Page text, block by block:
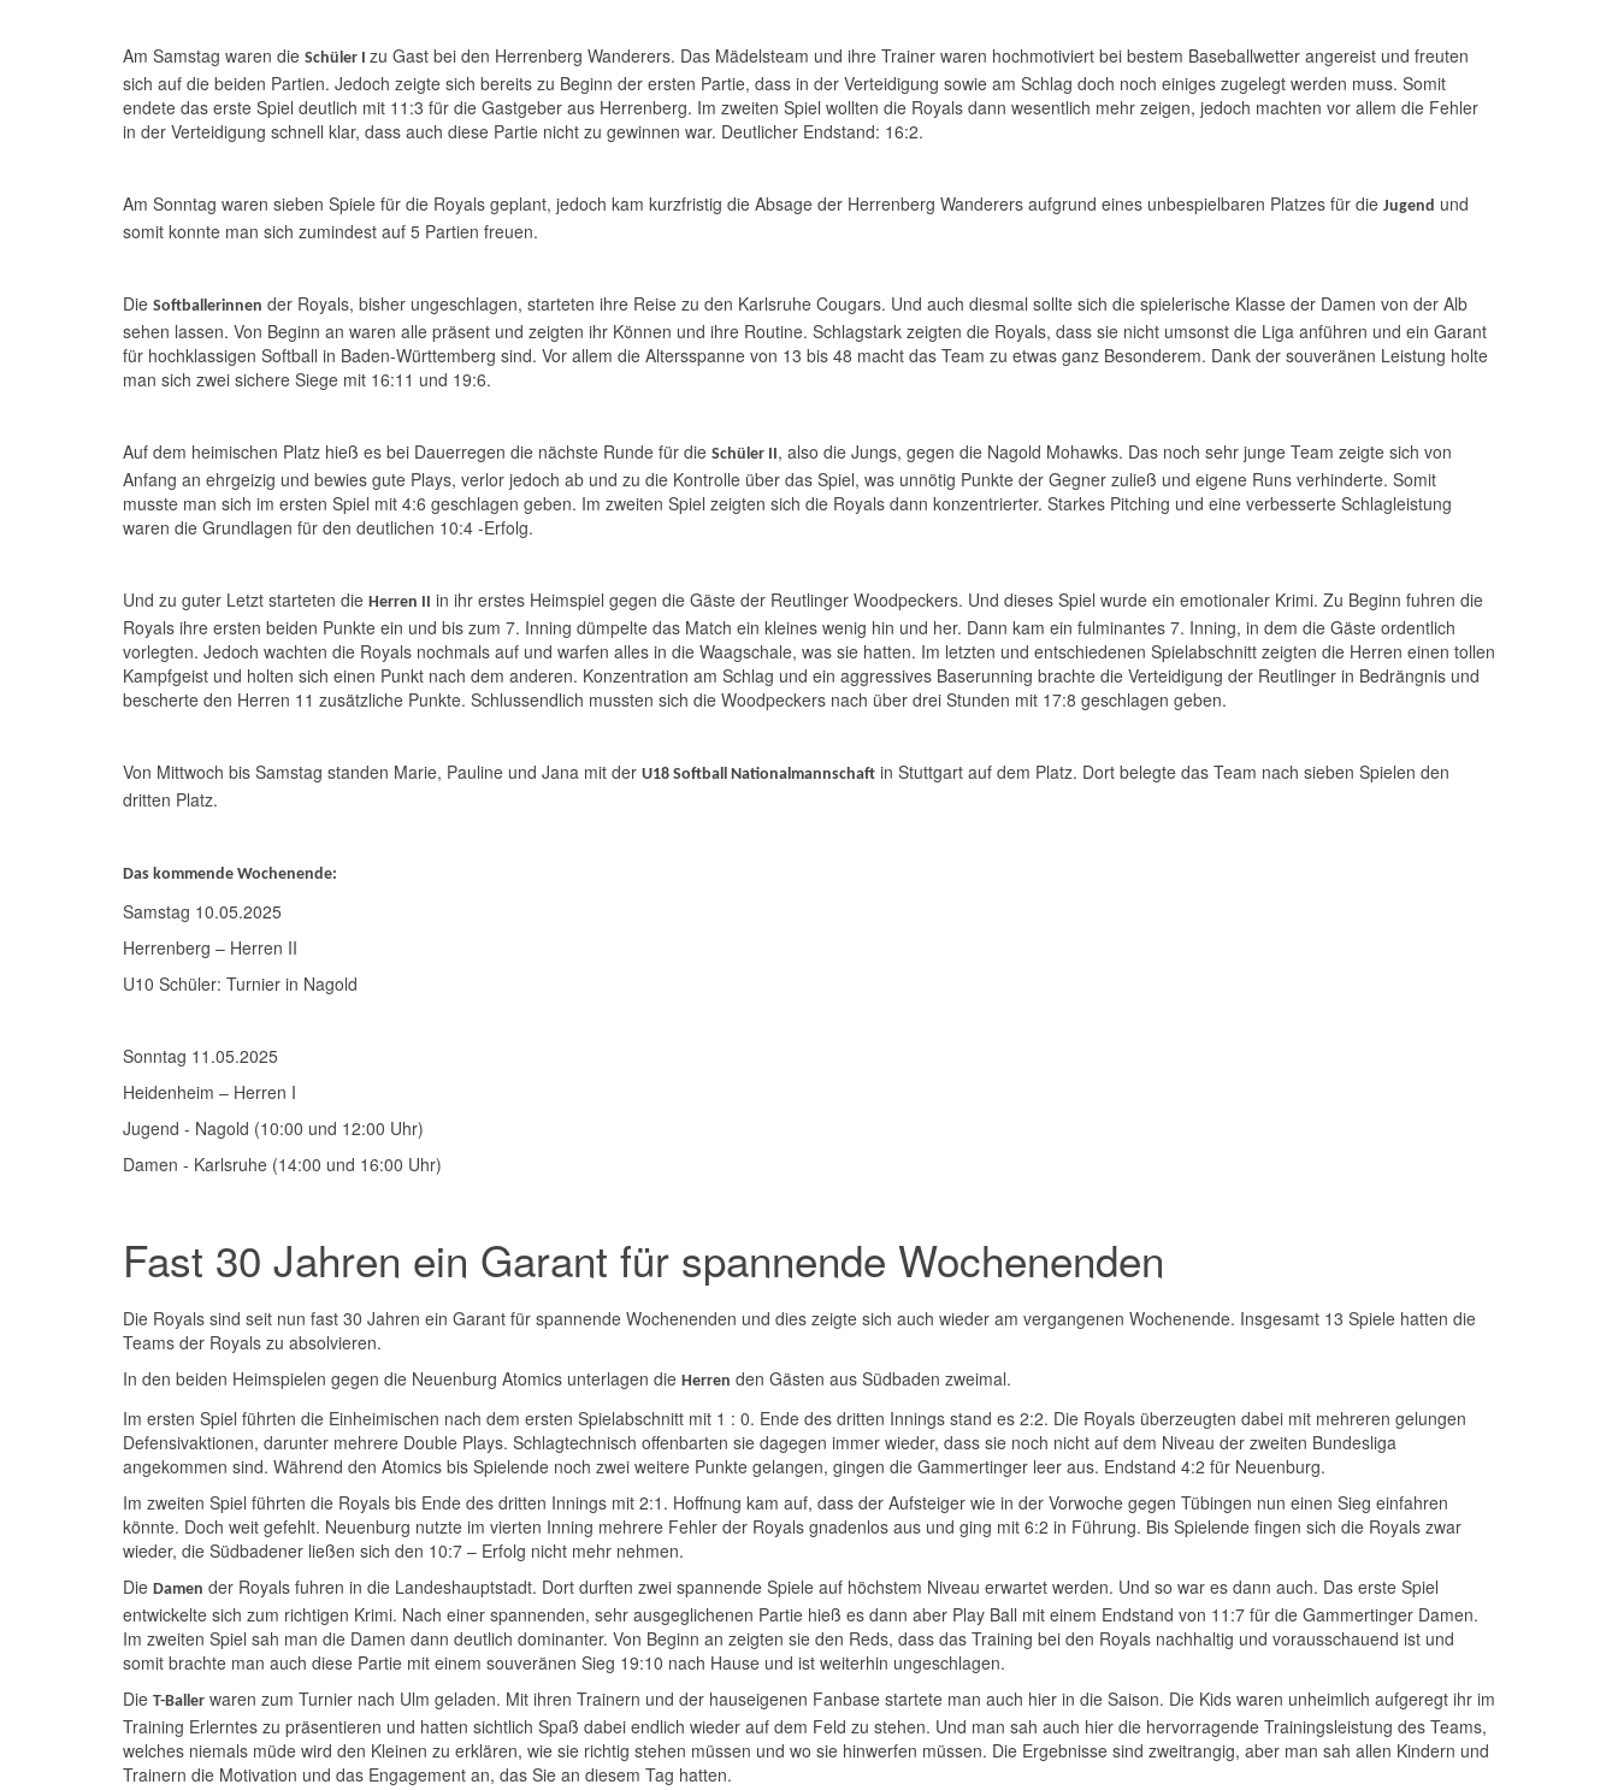
Am Samstag waren die Schüler I zu Gast bei den Herrenberg Wanderers. Das Mädelsteam und ihre Trainer waren hochmotiviert bei bestem Baseballwetter angereist und freuten
sich auf die beiden Partien. Jedoch zeigte sich bereits zu Beginn der ersten Partie, dass in der Verteidigung sowie am Schlag doch noch einiges zugelegt werden muss. Somit
endete das erste Spiel deutlich mit 11:3 für die Gastgeber aus Herrenberg. Im zweiten Spiel wollten die Royals dann wesentlich mehr zeigen, jedoch machten vor allem die Fehler
in der Verteidigung schnell klar, dass auch diese Partie nicht zu gewinnen war. Deutlicher Endstand: 16:2.
Am Sonntag waren sieben Spiele für die Royals geplant, jedoch kam kurzfristig die Absage der Herrenberg Wanderers aufgrund eines unbespielbaren Platzes für die Jugend und
somit konnte man sich zumindest auf 5 Partien freuen.
Die Softballerinnen der Royals, bisher ungeschlagen, starteten ihre Reise zu den Karlsruhe Cougars. Und auch diesmal sollte sich die spielerische Klasse der Damen von der Alb
sehen lassen. Von Beginn an waren alle präsent und zeigten ihr Können und ihre Routine. Schlagstark zeigten die Royals, dass sie nicht umsonst die Liga anführen und ein Garant
für hochklassigen Softball in Baden-Württemberg sind. Vor allem die Altersspanne von 13 bis 48 macht das Team zu etwas ganz Besonderem. Dank der souveränen Leistung holte
man sich zwei sichere Siege mit 16:11 und 19:6.
Auf dem heimischen Platz hieß es bei Dauerregen die nächste Runde für die Schüler II, also die Jungs, gegen die Nagold Mohawks. Das noch sehr junge Team zeigte sich von
Anfang an ehrgeizig und bewies gute Plays, verlor jedoch ab und zu die Kontrolle über das Spiel, was unnötig Punkte der Gegner zuließ und eigene Runs verhinderte. Somit
musste man sich im ersten Spiel mit 4:6 geschlagen geben. Im zweiten Spiel zeigten sich die Royals dann konzentrierter. Starkes Pitching und eine verbesserte Schlagleistung
waren die Grundlagen für den deutlichen 10:4 -Erfolg.
Und zu guter Letzt starteten die Herren II in ihr erstes Heimspiel gegen die Gäste der Reutlinger Woodpeckers. Und dieses Spiel wurde ein emotionaler Krimi. Zu Beginn fuhren die
Royals ihre ersten beiden Punkte ein und bis zum 7. Inning dümpelte das Match ein kleines wenig hin und her. Dann kam ein fulminantes 7. Inning, in dem die Gäste ordentlich
vorlegten. Jedoch wachten die Royals nochmals auf und warfen alles in die Waagschale, was sie hatten. Im letzten und entschiedenen Spielabschnitt zeigten die Herren einen tollen
Kampfgeist und holten sich einen Punkt nach dem anderen. Konzentration am Schlag und ein aggressives Baserunning brachte die Verteidigung der Reutlinger in Bedrängnis und
bescherte den Herren 11 zusätzliche Punkte. Schlussendlich mussten sich die Woodpeckers nach über drei Stunden mit 17:8 geschlagen geben.
Von Mittwoch bis Samstag standen Marie, Pauline und Jana mit der U18 Softball Nationalmannschaft in Stuttgart auf dem Platz. Dort belegte das Team nach sieben Spielen den
dritten Platz.
Das kommende Wochenende:
Samstag 10.05.2025
Herrenberg – Herren II
U10 Schüler: Turnier in Nagold
Sonntag 11.05.2025
Heidenheim – Herren I
Jugend - Nagold (10:00 und 12:00 Uhr)
Damen - Karlsruhe (14:00 und 16:00 Uhr)
Fast 30 Jahren ein Garant für spannende Wochenenden
Die Royals sind seit nun fast 30 Jahren ein Garant für spannende Wochenenden und dies zeigte sich auch wieder am vergangenen Wochenende. Insgesamt 13 Spiele hatten die
Teams der Royals zu absolvieren.
In den beiden Heimspielen gegen die Neuenburg Atomics unterlagen die Herren den Gästen aus Südbaden zweimal.
Im ersten Spiel führten die Einheimischen nach dem ersten Spielabschnitt mit 1 : 0. Ende des dritten Innings stand es 2:2. Die Royals überzeugten dabei mit mehreren gelungen
Defensivaktionen, darunter mehrere Double Plays. Schlagtechnisch offenbarten sie dagegen immer wieder, dass sie noch nicht auf dem Niveau der zweiten Bundesliga
angekommen sind. Während den Atomics bis Spielende noch zwei weitere Punkte gelangen, gingen die Gammertinger leer aus. Endstand 4:2 für Neuenburg.
Im zweiten Spiel führten die Royals bis Ende des dritten Innings mit 2:1. Hoffnung kam auf, dass der Aufsteiger wie in der Vorwoche gegen Tübingen nun einen Sieg einfahren
könnte. Doch weit gefehlt. Neuenburg nutzte im vierten Inning mehrere Fehler der Royals gnadenlos aus und ging mit 6:2 in Führung. Bis Spielende fingen sich die Royals zwar
wieder, die Südbadener ließen sich den 10:7 – Erfolg nicht mehr nehmen.
Die Damen der Royals fuhren in die Landeshauptstadt. Dort durften zwei spannende Spiele auf höchstem Niveau erwartet werden. Und so war es dann auch. Das erste Spiel
entwickelte sich zum richtigen Krimi. Nach einer spannenden, sehr ausgeglichenen Partie hieß es dann aber Play Ball mit einem Endstand von 11:7 für die Gammertinger Damen.
Im zweiten Spiel sah man die Damen dann deutlich dominanter. Von Beginn an zeigten sie den Reds, dass das Training bei den Royals nachhaltig und vorausschauend ist und
somit brachte man auch diese Partie mit einem souveränen Sieg 19:10 nach Hause und ist weiterhin ungeschlagen.
Die T-Baller waren zum Turnier nach Ulm geladen. Mit ihren Trainern und der hauseigenen Fanbase startete man auch hier in die Saison. Die Kids waren unheimlich aufgeregt ihr im
Training Erlerntes zu präsentieren und hatten sichtlich Spaß dabei endlich wieder auf dem Feld zu stehen. Und man sah auch hier die hervorragende Trainingsleistung des Teams,
welches niemals müde wird den Kleinen zu erklären, wie sie richtig stehen müssen und wo sie hinwerfen müssen. Die Ergebnisse sind zweitrangig, aber man sah allen Kindern und
Trainern die Motivation und das Engagement an, das Sie an diesem Tag hatten.